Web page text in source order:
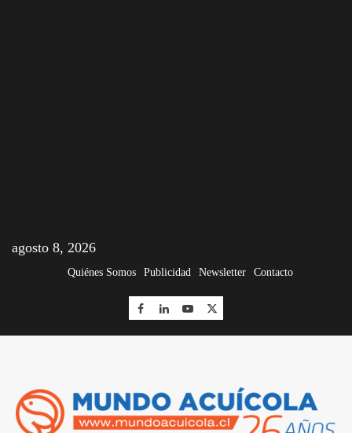
agosto 8, 2026
Quiénes Somos Publicidad Newsletter Contacto